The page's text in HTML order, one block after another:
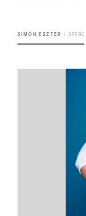
SIMON ESZTER 3 PERC